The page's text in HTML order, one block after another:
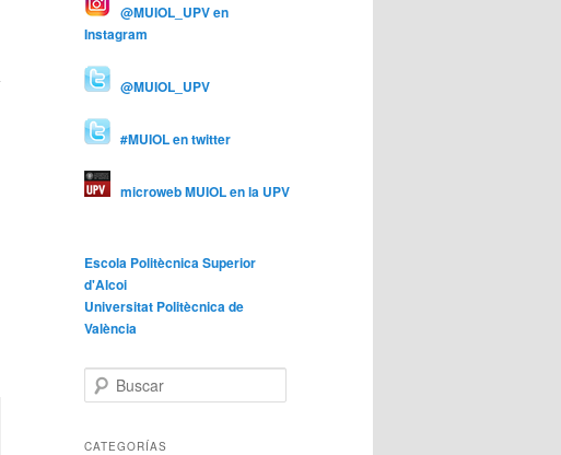
@MUIOL_UPV en
Instagram
@MUIOL_UPV
#MUIOL en twitter
microweb MUIOL en la UPV
Escola Politècnica Superior
d'Alcoi
Universitat Politècnica de
València
u
c
CATEGORÍAS